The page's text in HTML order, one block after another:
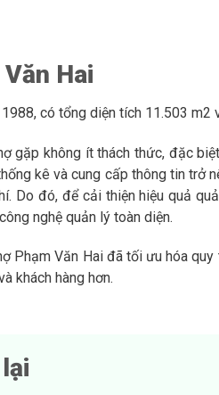
Hai
có tổng diện tích 11.503 m2
gặp không ít thách thức, đặc
kê và cung cấp thông tin trở
Do đó, để cải thiện hiệu quả
nghệ quản lý toàn diện.
Phạm Văn Hai đã tối ưu hóa
khách hàng hơn.